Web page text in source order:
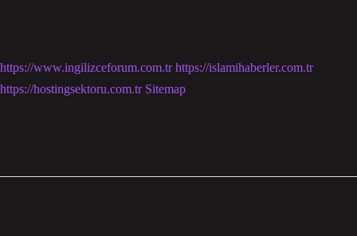
https://www.ingilizceforum.com.tr https://islamihaberler.com.tr
https://hostingsektoru.com.tr Sitemap